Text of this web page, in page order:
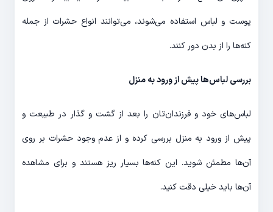
پوست و لباس استفاده می‌شوند، می‌توانند انواع حشرات از جمله
کنه‌ها را از بدن دور کنند.
بررسی لباس‌ها پیش از ورود به منزل
لباس‌های خود و فرزندان‌تان را بعد از گشت و گذار در طبیعت و
پیش از ورود به منزل بررسی کرده و از عدم وجود حشرات بر روی
آن‌ها مطمئن شوید. این کنه‌ها بسیار ریز هستند و برای مشاهده
آن‌ها باید خیلی دقت کنید.